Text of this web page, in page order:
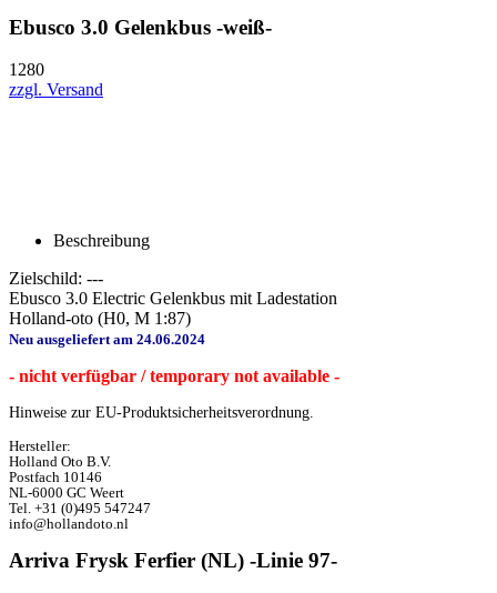
Ebusco 3.0 Gelenkbus -weiß-
1280
zzgl. Versand
Beschreibung
Zielschild: ---
Ebusco 3.0 Electric Gelenkbus mit Ladestation
Holland-oto (H0, M 1:87)
Neu ausgeliefert am 24.06.2024
- nicht verfügbar / temporary not available -
Hinweise zur EU-Produktsicherheitsverordnung.
Hersteller:
Holland Oto B.V.
Postfach 10146
NL-6000 GC Weert
Tel. +31 (0)495 547247
info@hollandoto.nl
Arriva Frysk Ferfier (NL) -Linie 97-